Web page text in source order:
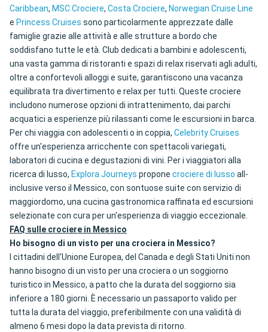
Caribbean, MSC Crociere, Costa Crociere, Norwegian Cruise Line
e Princess Cruises sono particolarmente apprezzate dalle
famiglie grazie alle attività e alle strutture a bordo che
soddisfano tutte le età. Club dedicati a bambini e adolescenti,
una vasta gamma di ristoranti e spazi di relax riservati agli adulti,
oltre a confortevoli alloggi e suite, garantiscono una vacanza
equilibrata tra divertimento e relax per tutti. Queste crociere
includono numerose opzioni di intrattenimento, dai parchi
acquatici a esperienze più rilassanti come le escursioni in barca.
Per chi viaggia con adolescenti o in coppia, Celebrity Cruises
offre un'esperienza arricchente con spettacoli variegati,
laboratori di cucina e degustazioni di vini. Per i viaggiatori alla
ricerca di lusso, Explora Journeys propone crociere di lusso all-
inclusive verso il Messico, con sontuose suite con servizio di
maggiordomo, una cucina gastronomica raffinata ed escursioni
selezionate con cura per un'esperienza di viaggio eccezionale.
FAQ sulle crociere in Messico
Ho bisogno di un visto per una crociera in Messico?
I cittadini dell'Unione Europea, del Canada e degli Stati Uniti non
hanno bisogno di un visto per una crociera o un soggiorno
turistico in Messico, a patto che la durata del soggiorno sia
inferiore a 180 giorni. È necessario un passaporto valido per
tutta la durata del viaggio, preferibilmente con una validità di
almeno 6 mesi dopo la data prevista di ritorno.